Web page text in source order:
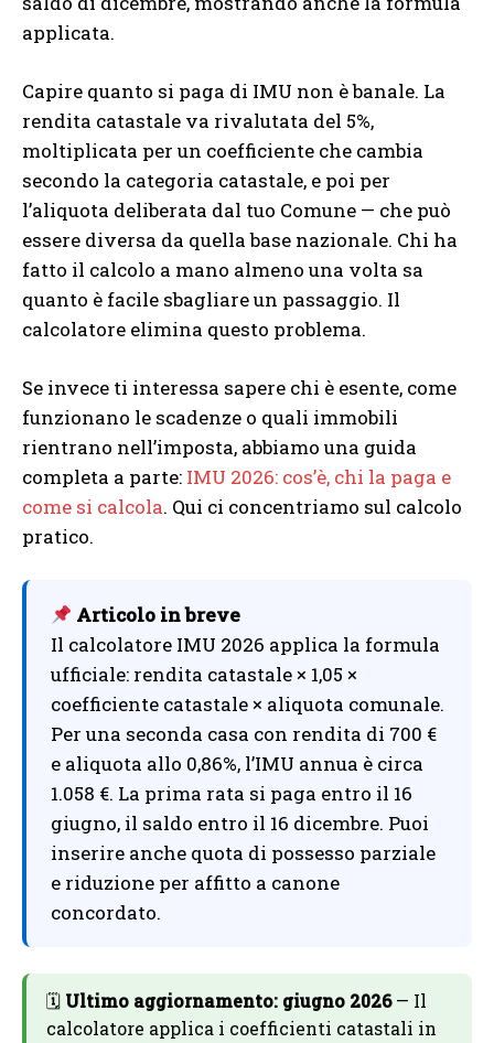
applicata.
Capire quanto si paga di IMU non è banale. La
rendita catastale va rivalutata del 5%,
moltiplicata per un coefficiente che cambia
secondo la categoria catastale, e poi per
l’aliquota deliberata dal tuo Comune — che può
essere diversa da quella base nazionale. Chi ha
fatto il calcolo a mano almeno una volta sa
quanto è facile sbagliare un passaggio. Il
calcolatore elimina questo problema.
Se invece ti interessa sapere chi è esente, come
funzionano le scadenze o quali immobili
rientrano nell’imposta, abbiamo una guida
completa a parte: IMU 2026: cos’è, chi la paga e
come si calcola. Qui ci concentriamo sul calcolo
pratico.
Articolo in breve
Il calcolatore IMU 2026 applica la formula
ufficiale: rendita catastale × 1,05 ×
coefficiente catastale × aliquota comunale.
Per una seconda casa con rendita di 700 €
e aliquota allo 0,86%, l’IMU annua è circa
1.058 €. La prima rata si paga entro il 16
giugno, il saldo entro il 16 dicembre. Puoi
inserire anche quota di possesso parziale
e riduzione per affitto a canone
concordato.
🗓 Ultimo aggiornamento: giugno 2026— Il
calcolatore applica i coefficienti catastali in